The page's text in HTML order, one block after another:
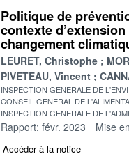
Politique de
contexte
changement
LEURET, Christophe
PIVETEAU, Vincent
INSPECTION GENERALE DE
CONSEIL GENERAL DE
INSPECTION GENERALE DE
Rapport: févr. 2023 Mise
Accéder à la notice